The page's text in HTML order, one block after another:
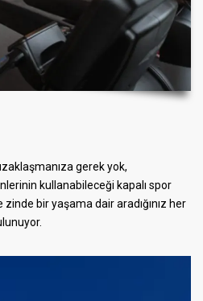
gerek yok,
kullanabileceği kapalı spor
zinde bir yaşama dair aradığınız her